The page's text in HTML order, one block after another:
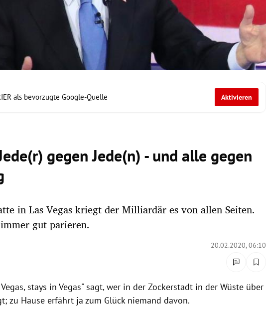
als bevorzugte Google-Quelle Aktivieren
gegen Jede(n) - und alle gegen
in Las Vegas kriegt der Milliardär es von allen Seiten.
gut parieren.
20.02.2020, 06:10
stays in Vegas" sagt, wer in der Zockerstadt in der Wüste über
zu Hause erfährt ja zum Glück niemand davon.